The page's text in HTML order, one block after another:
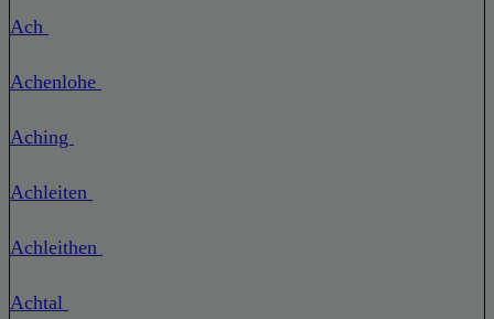
Ach
Achenlohe
Aching
Achleiten
Achleithen
Achtal